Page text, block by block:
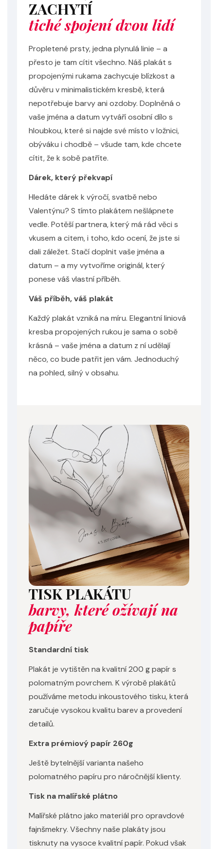
ZACHYTÍ
tiché spojení dvou lidí
Propletené prsty, jedna plynulá linie – a
přesto je tam cítit všechno. Náš plakát s
propojenými rukama zachycuje blízkost a
důvěru v minimalistickém kresbě, která
nepotřebuje barvy ani ozdoby. Doplněná o
vaše jména a datum vytváří osobní dílo s
hloubkou, které si najde své místo v ložnici,
obýváku i chodbě – všude tam, kde chcete
cítit, že k sobě patříte.
Dárek, který překvapí
Hledáte dárek k výročí, svatbě nebo
Valentýnu? S tímto plakátem nešlápnete
vedle. Potěší partnera, který má rád věci s
vkusem a citem, i toho, kdo ocení, že jste si
dali záležet. Stačí doplnit vaše jména a
datum – a my vytvoříme originál, který
ponese váš vlastní příběh.
Váš příběh, váš plakát
Každý plakát vzniká na míru. Elegantní liniová
kresba propojených rukou je sama o sobě
krásná – vaše jména a datum z ní udělají
něco, co bude patřit jen vám. Jednoduchý
na pohled, silný v obsahu.
TISK PLAKÁTU
barvy, které ožívají na
papíře
Standardní tisk
Plakát je vytištěn na kvalitní 200 g papír s
polomatným povrchem. K výrobě plakátů
používáme metodu inkoustového tisku, která
zaručuje vysokou kvalitu barev a provedení
detailů.
Extra prémiový papír 260g
Ještě bytelnější varianta našeho
polomatného papíru pro náročnější klienty.
Tisk na malířské plátno
Malířské plátno jako materiál pro opravdové
fajnšmekry. Všechny naše plakáty jsou
tisknuty na vysoce kvalitní papír. Pokud však